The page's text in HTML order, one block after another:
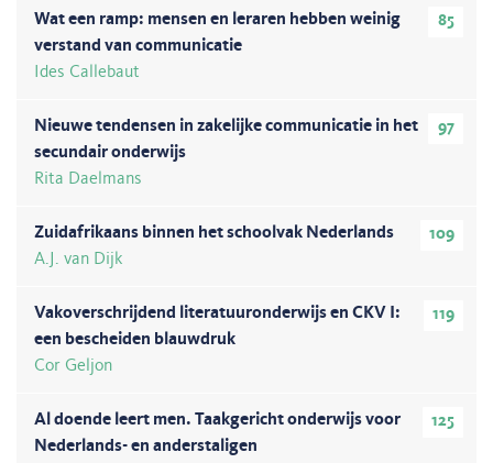
85
Wat een ramp: mensen en leraren hebben weinig
verstand van communicatie
Ides Callebaut
97
Nieuwe tendensen in zakelijke communicatie in het
secundair onderwijs
Rita Daelmans
109
Zuidafrikaans binnen het schoolvak Nederlands
A.J. van Dijk
119
Vakoverschrijdend literatuuronderwijs en CKV I:
een bescheiden blauwdruk
Cor Geljon
125
Al doende leert men. Taakgericht onderwijs voor
Nederlands- en anderstaligen